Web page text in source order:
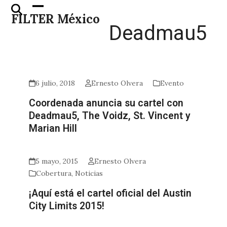
Skip
FILTER México
Open
mobile
Close
mobile
Deadmau5
6 julio, 2018 Ernesto Olvera Evento
Coordenada anuncia su cartel con
Deadmau5, The Voidz, St. Vincent y
Marian Hill
5 mayo, 2015
Ernesto Olvera
Cobertura, Noticias
¡Aquí está el cartel oficial del Austin
City Limits 2015!